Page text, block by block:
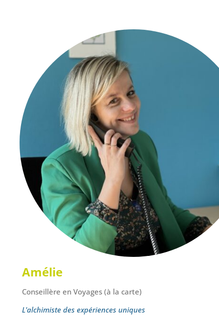
Amélie
Conseillère en Voyages (à la carte)
L'alchimiste des expériences uniques